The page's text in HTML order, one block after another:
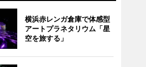
横浜赤レンガ倉庫で体感型
アートプラネタリウム「星
空を旅する」